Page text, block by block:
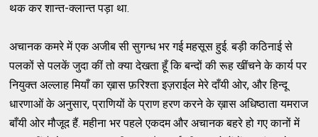
थक कर शान्त-क्लान्त पड़ा था.
अचानक कमरे में एक अजीब सी सुगन्ध भर गई महसूस हुई. बड़ी कठिनाई से
पलकों से पलकें जुदा कीं तो क्या देखता हूँ कि बन्दों की रूह खींचने के कार्य पर
नियुक्त अल्लाह मियाँ का ख़ास फ़रिश्ता इज़राईल मेरे दाँयी ओर, और हिन्दू
धारणाओं के अनुसार, प्राणियों के प्राण हरण करने के ख़ास अधिष्ठाता यमराज
बाँयी ओर मौजूद हैं. महीना भर पहले एकदम और अचानक बहरे हो गए कानों में